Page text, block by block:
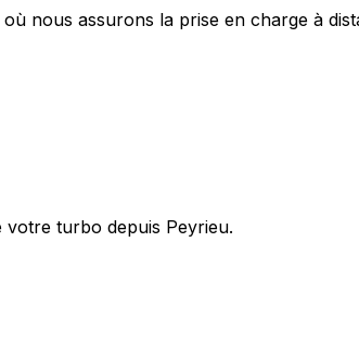
nous assurons la prise en charge à
votre turbo depuis Peyrieu.